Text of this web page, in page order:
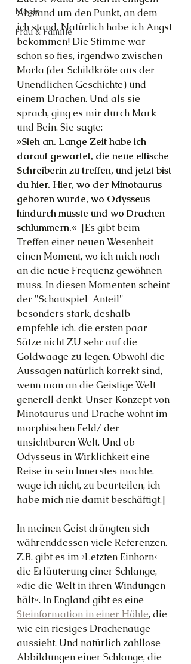
Magie
Frau & Familie
Abstand um den Punkt, an dem
ich stand. Natürlich habe ich Angst
bekommen! Die Stimme war
schon so fies, irgendwo zwischen
Morla (der Schildkröte aus der
Unendlichen Geschichte) und
einem Drachen. Und als sie
sprach, ging es mir durch Mark
und Bein. Sie sagte:
»Sieh an. Lange Zeit habe ich
darauf gewartet, die neue elfische
Schreiberin zu treffen, und jetzt bist
du hier. Hier, wo der Minotaurus
geboren wurde, wo Odysseus
hindurch musste und wo Drachen
schlummern.« [Es gibt beim
Treffen einer neuen Wesenheit
einen Moment, wo ich mich noch
an die neue Frequenz gewöhnen
muss. In diesen Momenten scheint
der "Schauspiel-Anteil"
besonders stark, deshalb
empfehle ich, die ersten paar
Sätze nicht ZU sehr auf die
Goldwaage zu legen. Obwohl die
Aussagen natürlich korrekt sind,
wenn man an die Geistige Welt
generell denkt. Unser Konzept von
Minotaurus und Drache wohnt im
morphischen Feld/ der
unsichtbaren Welt. Und ob
Odysseus in Wirklichkeit eine
Reise in sein Innerstes machte,
wage ich nicht, zu beurteilen, ich
habe mich nie damit beschäftigt.]
In meinen Geist drängten sich
währenddessen viele Referenzen.
Z.B. gibt es im ›Letzten Einhorn‹
die Erläuterung einer Schlange,
»die die Welt in ihren Windungen
hält«. In England gibt es eine
Steinformation in einer Höhle, die
wie ein riesiges Drachenauge
aussieht. Und natürlich zahllose
Abbildungen einer Schlange, die